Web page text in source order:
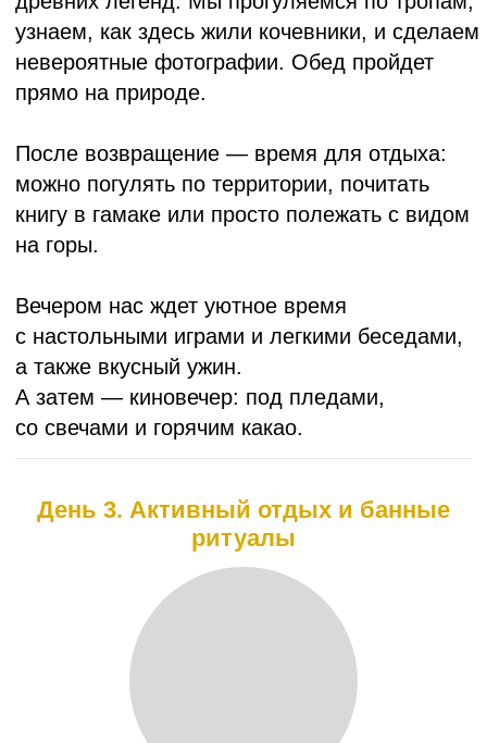
яркие эмоции, живем в моменте.
с 6.06 по 10.06